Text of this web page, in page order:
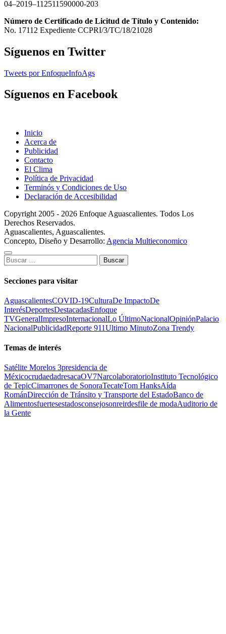
04–2019–112511590000-203
Número de Certificado de Licitud de Título y Contenido:
No. 17112 Expediente CCPRI/3/TC/18/21028
Síguenos en Twitter
Tweets por EnfoqueInfoAgs
Síguenos en Facebook
Inicio
Acerca de
Publicidad
Contacto
El Clima
Política de Privacidad
Terminós y Condiciones de Uso
Declaración de Accesibilidad
Copyright 2005 - 2026 Enfoque Aguascalientes. Todos Los
Derechos Reservados.
Aguascalientes, Aguascalientes.
Concepto, Diseño y Desarrollo: Agencia Multieconomico
Buscar:
Secciones para visitar
AguascalientesCOVID-19CulturaDe ImpactoDe
InterésDeportesDestacadasEnfoque
TVGeneralImpresoInternacionalLo ÚltimoNacionalOpiniónPalacio
NacionalPublicidadReporte 911Ultimo MinutoZona Trendy
Temas de interés
Satélite Morelos 3presidencia de
MéxicocrudaedadresacaOV7NarcolaboratorioInstituto Tecnológico
de TepicCimarrones de SonoraTecateTom HanksAída
RománDirección de Tránsito y Transporte del EstadoBanco de
Alimentosfuertesestadosconsejosonreirdesfile de modaAuditorio de
la Gente